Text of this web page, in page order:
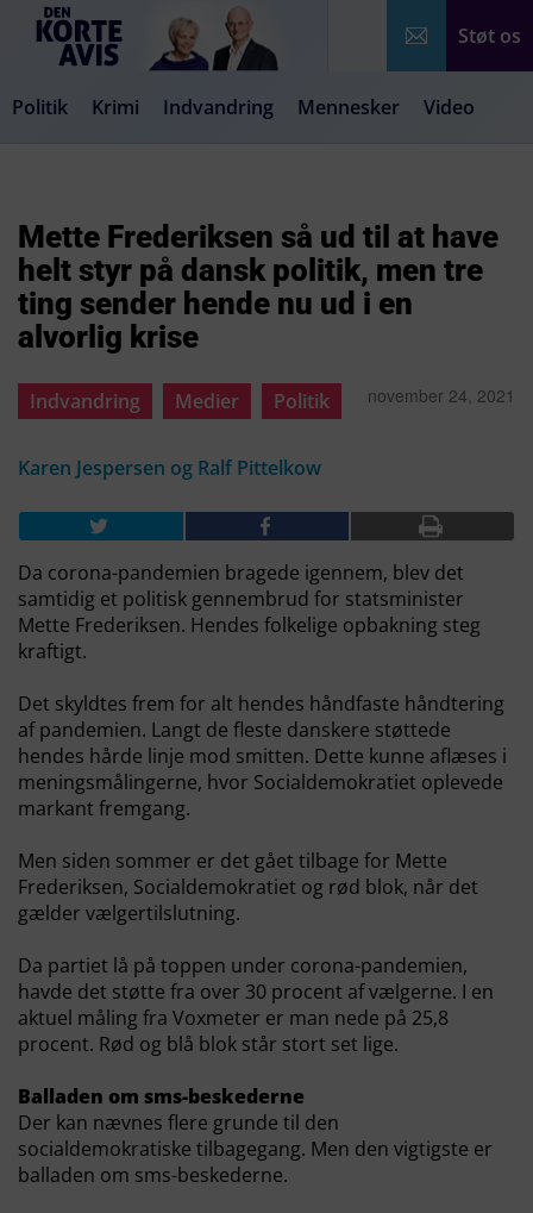
Støt os
Politik Krimi Indvandring Mennesker Video
Mette Frederiksen så ud til at have
helt styr på dansk politik, men tre
ting sender hende nu ud i en
alvorlig krise
Indvandring Medier Politik november 24, 2021
Karen Jespersen og Ralf Pittelkow
Da corona-pandemien bragede igennem, blev det
samtidig et politisk gennembrud for statsminister
Mette Frederiksen. Hendes folkelige opbakning steg
kraftigt.
Det skyldtes frem for alt hendes håndfaste håndtering
af pandemien. Langt de fleste danskere støttede
hendes hårde linje mod smitten. Dette kunne aflæses i
meningsmålingerne, hvor Socialdemokratiet oplevede
markant fremgang.
Men siden sommer er det gået tilbage for Mette
Frederiksen, Socialdemokratiet og rød blok, når det
gælder vælgertilslutning.
Da partiet lå på toppen under corona-pandemien,
havde det støtte fra over 30 procent af vælgerne. I en
aktuel måling fra Voxmeter er man nede på 25,8
procent. Rød og blå blok står stort set lige.
Balladen om sms-beskederne
Der kan nævnes flere grunde til den
socialdemokratiske tilbagegang. Men den vigtigste er
balladen om sms-beskederne.